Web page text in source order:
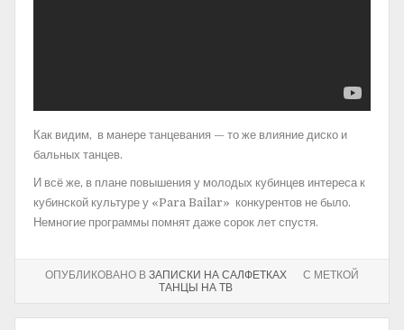
Как видим, в манере танцевания — то же влияние диско и
бальных танцев.
И всё же, в плане повышения у молодых кубинцев интереса к
кубинской культуре у «Para Bailar» конкурентов не было.
Немногие программы помнят даже сорок лет спустя.
ОПУБЛИКОВАНО В ЗАПИСКИ НА САЛФЕТКАХ
С МЕТКОЙ
ТАНЦЫ НА ТВ